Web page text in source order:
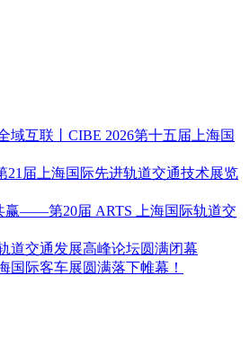
域互联丨CIBE 2026第十五届上海国
21届上海国际先进轨道交通技术展览
赢——第20届 ARTS 上海国际轨道交
道交通发展高峰论坛圆满闭幕
国际客车展圆满落下帷幕！